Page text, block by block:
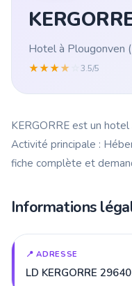
Hotel à Plougonven
★★★★ 3.5/5
KERGORRE est un
Activité principale :
fiche complète et
Informations
📍 ADRESSE
LD KERGORRE